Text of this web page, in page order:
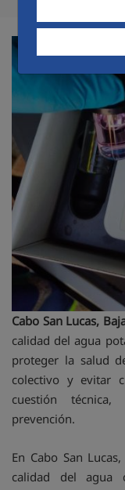
Cabo San Lucas,
calidad del agua
proteger la salud
colectivo y evitar
cuestión
prevención.
En Cabo San
calidad del agua